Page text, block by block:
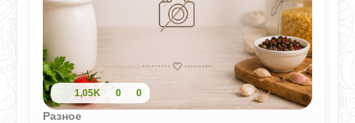
1,05K 0 0
Разное